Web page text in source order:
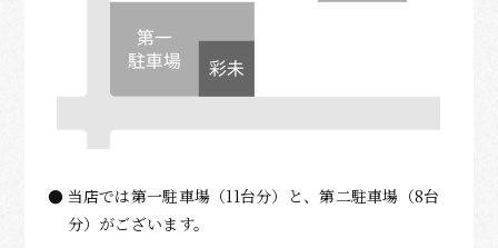
当店では第一駐車場（11台分）と、第二駐車場（8台
分）がございます。